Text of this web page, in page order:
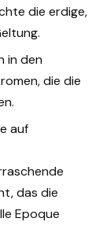
die erdige,
in den
die die
auf
das die
Epoque